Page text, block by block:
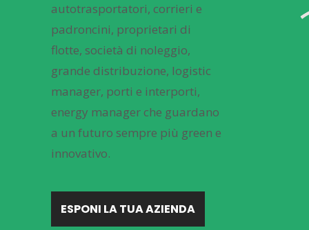
autotrasportatori, corrieri e
padroncini, proprietari di
flotte, società di noleggio,
grande distribuzione, logistic
manager, porti e interporti,
energy manager che guardano
a un futuro sempre più green e
innovativo.
ESPONI LA TUA AZIENDA